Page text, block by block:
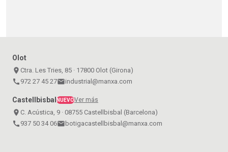
Olot
place Ctra. Les Tries, 85 · 17800 Olot (Girona)
call 972 27 45 27emailindustrial@manxa.com
CastellbisbalNUEVOVer más
place C. Acústica, 9 · 08755 Castellbisbal (Barcelona)
call 937 50 34 06emailbotigacastellbisbal@manxa.com